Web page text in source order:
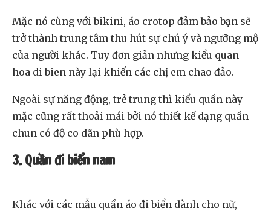
Mặc nó cùng với bikini, áo crotop đảm bảo bạn sẽ
trở thành trung tâm thu hút sự chú ý và ngưỡng mộ
của người khác. Tuy đơn giản nhưng kiểu quan
hoa di bien này lại khiến các chị em chao đảo.
Ngoài sự năng động, trẻ trung thì kiểu quần này
mặc cũng rất thoải mái bởi nó thiết kế dạng quần
chun có độ co dãn phù hợp.
3. Quần đi biển nam
Khác với các mẫu quần áo đi biển dành cho nữ,